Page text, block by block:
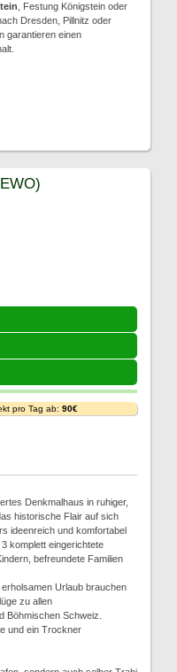
, Festung Königstein oder
Dresden, Pillnitz oder
garantieren einen
pro Tag ab: 90€
Denkmalhaus in ruhiger,
historische Flair auf sich
ideenreich und komfortabel
komplett eingerichtete
befreundete Familien
Urlaub brauchen
zu allen
Böhmischen Schweiz.
und ein Trockner